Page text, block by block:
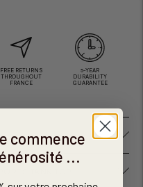
FREE RETURNS
THROUGHOUT
FRANCE
5-YEAR
DURABILITY
GUARANTEE
TANK TOP
commence
...